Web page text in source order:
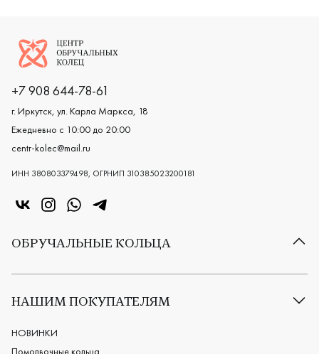
Логотип компании
+7 908 644-78-61
г. Иркутск, ул. Карла Маркса, 18
Ежедневно с 10:00 до 20:00
centr-kolec@mail.ru
ИНН 380803379498, ОГРНИП 310385023200181
«Центр колец» в VK
«Центр колец» в Instagram
«Центр колец» в Whatsapp
«Центр колец» в Telegram
ОБРУЧАЛЬНЫЕ КОЛЬЦА
Все обручальные кольца
Европейские обручальные кольца
Мужские обручальные кольца
Женские обручальные кольца
НАШИМ ПОКУПАТЕЛЯМ
НОВИНКИ
Помолвочные кольца